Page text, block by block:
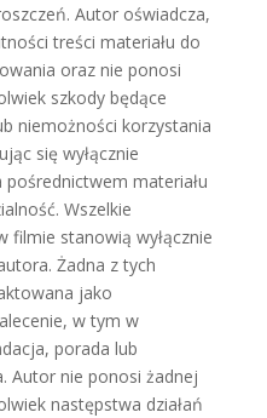
Autor oświadcza,
treści materiału do
oraz nie ponosi
szkody będące
niemożności korzystania
się wyłącznie
materiału
Wszelkie
filmie stanowią wyłącznie
Żadna z tych
jako
w tym w
porada lub
Autor nie ponosi żadnej
następstwa działań